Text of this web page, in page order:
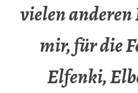
vielen
mir, für die
Elfenki,